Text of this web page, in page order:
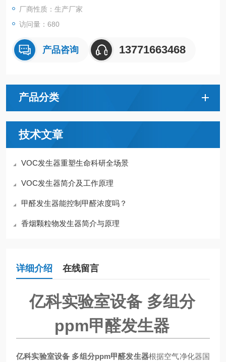
厂商性质：生产厂家
访问量：680
产品咨询 13771663468
产品分类
技术文章
VOC发生器重塑生命科研全场景
VOC发生器简介及工作原理
甲醛发生器能控制甲醛浓度吗？
香烟颗粒物发生器简介与原理
详细介绍 在线留言
亿科实验室设备 多组分
ppm甲醛发生器
亿科实验室设备 多组分ppm甲醛发生器根据空气净化器国